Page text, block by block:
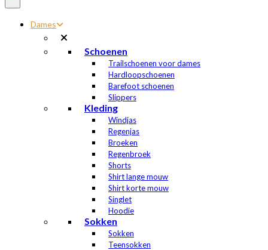
Dames
Schoenen
Trailschoenen voor dames
Hardloopschoenen
Barefoot schoenen
Slippers
Kleding
Windjas
Regenjas
Broeken
Regenbroek
Shorts
Shirt lange mouw
Shirt korte mouw
Singlet
Hoodie
Sokken
Sokken
Teensokken